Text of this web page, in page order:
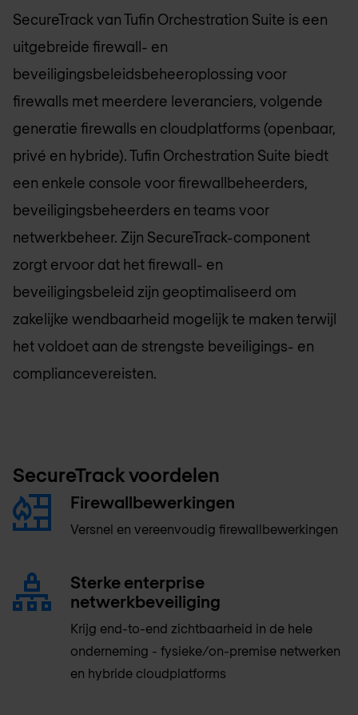
SecureTrack van Tufin Orchestration Suite is een
uitgebreide firewall- en
beveiligingsbeleidsbeheeroplossing voor
firewalls met meerdere leveranciers, volgende
generatie firewalls en cloudplatforms (openbaar,
privé en hybride). Tufin Orchestration Suite biedt
een enkele console voor firewallbeheerders,
beveiligingsbeheerders en teams voor
netwerkbeheer. Zijn SecureTrack-component
zorgt ervoor dat het firewall- en
beveiligingsbeleid zijn geoptimaliseerd om
zakelijke wendbaarheid mogelijk te maken terwijl
het voldoet aan de strengste beveiligings- en
compliancevereisten.
SecureTrack voordelen
Firewallbewerkingen
Versnel en vereenvoudig firewallbewerkingen
Sterke enterprise
netwerkbeveiliging
Krijg end-to-end zichtbaarheid in de hele
onderneming - fysieke/on-premise netwerken
en hybride cloudplatforms